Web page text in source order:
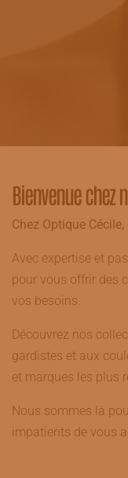
Bienvenue chez
Chez Optique
Avec expertise et
pour vous offrir des
vos besoins.
Découvrez nos
gardistes et aux
et marques les plus
Nous sommes là
impatients de vous